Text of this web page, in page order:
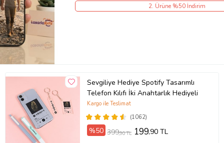
2. Ürüne %50 İndirim
Sevgiliye Hediye Spotify Tasarımlı
Telefon Kılıfı İki Anahtarlık Hediyeli
(1062)
Kargo ile Teslimat
%50 399,90 TL 199,90 TL